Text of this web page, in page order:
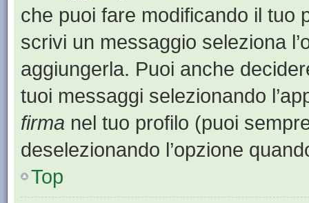
che puoi fare modificando il tuo
scrivi un messaggio seleziona
aggiungerla. Puoi anche
tuoi messaggi selezionando
firma nel tuo profilo (puoi
deselezionando l’opzione
Top